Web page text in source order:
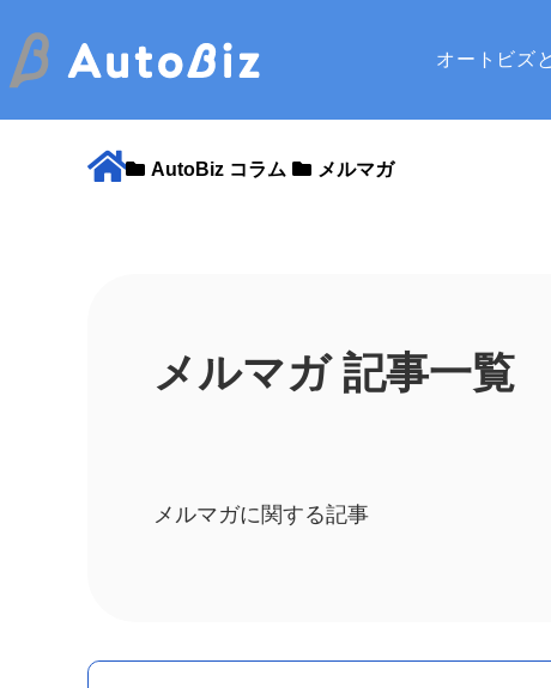
オートビズ
AutoBiz コラム メルマガ
メルマガ 記事一覧
メルマガに関する記事